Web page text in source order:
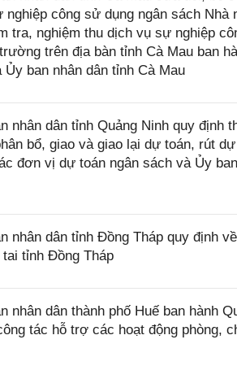
công sử dụng ngân sách
tra, nghiệm thu dịch vụ sự nghiệp
trên địa bàn tỉnh Cà Mau ban
ban nhân dân tỉnh Cà Mau
nhân dân tỉnh Quảng Ninh quy định
bổ, giao và giao lại dự toán, rút
đơn vị dự toán ngân sách và Ủy
nhân dân tỉnh Đồng Tháp quy định
tỉnh Đồng Tháp
nhân dân thành phố Huế ban hành
tác hỗ trợ các hoạt động phòng,